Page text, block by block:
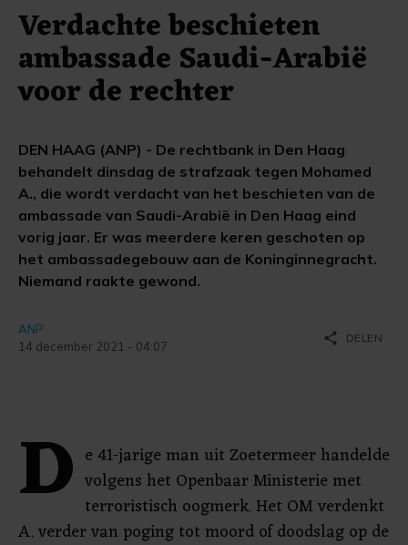
Verdachte beschieten
ambassade Saudi-Arabië
voor de rechter
DEN HAAG (ANP) - De rechtbank in Den Haag
behandelt dinsdag de strafzaak tegen Mohamed
A., die wordt verdacht van het beschieten van de
ambassade van Saudi-Arabië in Den Haag eind
vorig jaar. Er was meerdere keren geschoten op
het ambassadegebouw aan de Koninginnegracht.
Niemand raakte gewond.
ANP
14 december 2021 - 04:07
share DELEN
D e 41-jarige man uit Zoetermeer handelde
volgens het Openbaar Ministerie met
terroristisch oogmerk. Het OM verdenkt
A. verder van poging tot moord of doodslag op de